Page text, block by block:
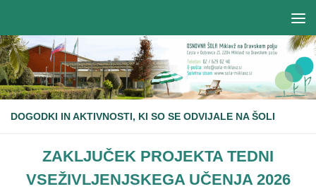
DOGODKI IN AKTIVNOSTI, KI SO SE ODVIJALE NA ŠOLI
ZAKLJUČEK PROJEKTA TEDNI
VSEŽIVLJENJSKEGA UČENJA 2026